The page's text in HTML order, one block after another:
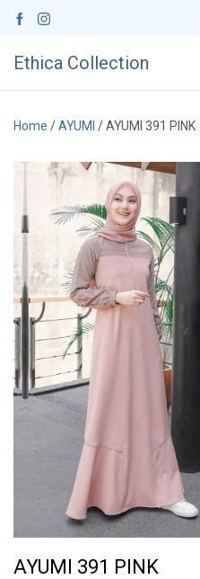
Ethica Collection
Home /AYUMI / AYUMI 391 PINK
AYUMI 391 PINK